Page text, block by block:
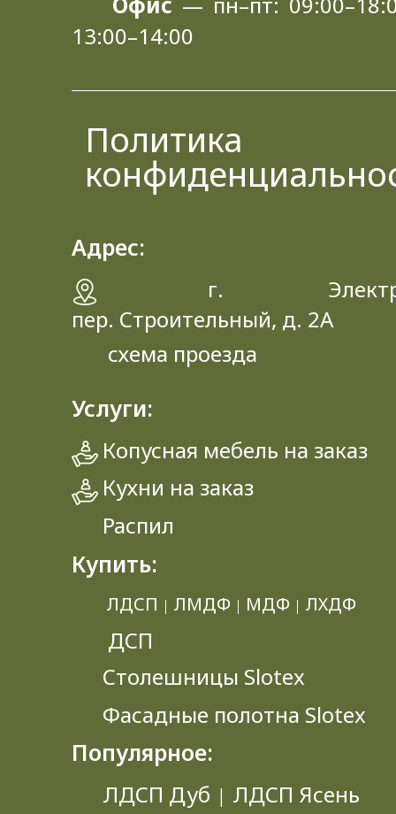
13:00–14:00
Политика
Адрес:
г.
пер. Строительный, д. 2A
схема проезда
Услуги:
Копусная мебель на заказ
Кухни на заказ
Распил
Купить:
ЛДСП | ЛМДФ | МДФ | ЛХДФ
ДСП
Столешницы Slotex
Фасадные полотна Slotex
Популярное:
ЛДСП Дуб | ЛДСП Ясень